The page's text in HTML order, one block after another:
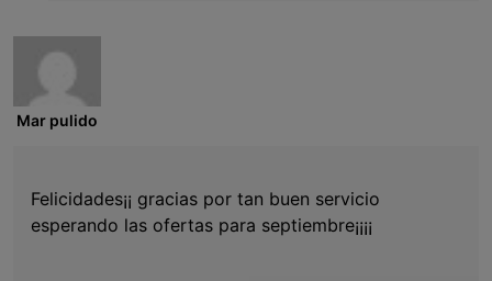
Mar pulido
Felicidades¡¡ gracias por tan buen servicio
esperando las ofertas para septiembre¡¡¡¡